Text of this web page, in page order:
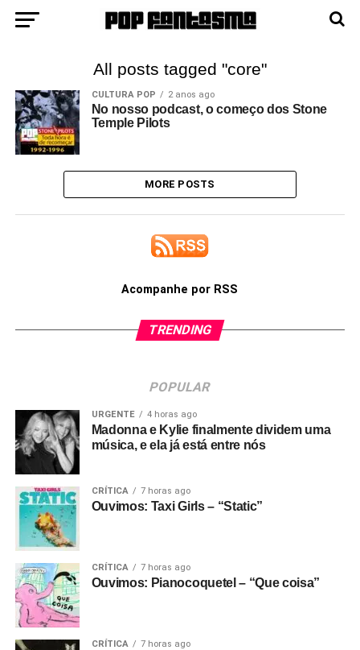
All posts tagged "core"
CULTURA POP 2 anos ago
No nosso podcast, o começo dos Stone
Temple Pilots
MORE POSTS
Acompanhe por RSS
TRENDING
POPULAR
URGENTE 4 horas ago
Madonna e Kylie finalmente dividem uma
música, e ela já está entre nós
CRÍTICA 7 horas ago
Ouvimos: Taxi Girls – “Static”
CRÍTICA 7 horas ago
Ouvimos: Pianocoquetel – “Que coisa”
CRÍTICA 7 horas ago